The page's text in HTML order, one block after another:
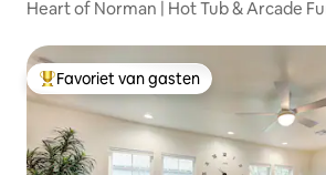
Heart of Norman | Hot Tub & Arcade
Topfavoriet van gasten
Favoriet van gasten